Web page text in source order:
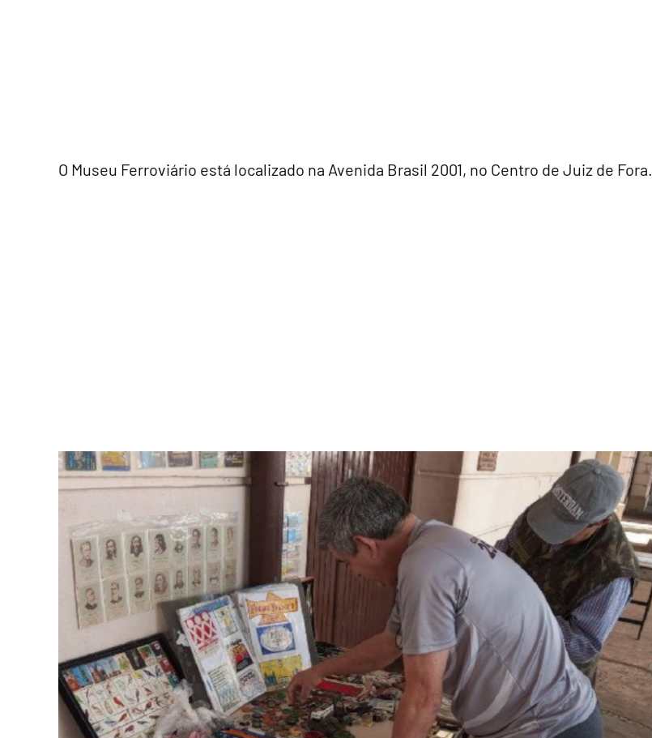
O Museu Ferroviário está localizado na Avenida Brasil 2001, no Centro de Juiz de Fora.